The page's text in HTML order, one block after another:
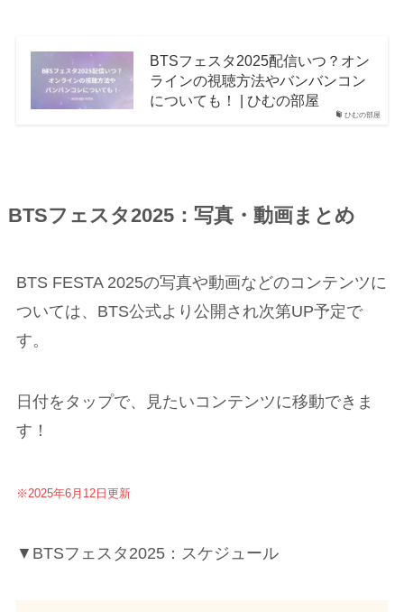
ひむの部屋
BTSフェスタ2025配信いつ？オン
ラインの視聴方法やバンバンコン
についても！ | ひむの部屋
BTSフェスタ2025：写真・動画まとめ
BTS FESTA 2025の写真や動画などのコンテンツに
ついては、BTS公式より公開され次第UP予定で
す。
日付をタップで、見たいコンテンツに移動できま
す！
※2025年6月12日更新
▼BTSフェスタ2025：スケジュール